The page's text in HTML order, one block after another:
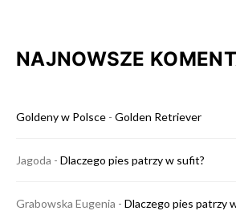
NAJNOWSZE
Goldeny w Polsce - Golden Retriever
Jagoda - Dlaczego pies patrzy w sufit?
Grabowska Eugenia - Dlaczego pies patrzy